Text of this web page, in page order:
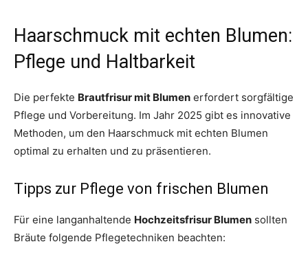
Haarschmuck mit echten Blumen:
Pflege und Haltbarkeit
Die perfekte Brautfrisur mit Blumen erfordert sorgfältige
Pflege und Vorbereitung. Im Jahr 2025 gibt es innovative
Methoden, um den Haarschmuck mit echten Blumen
optimal zu erhalten und zu präsentieren.
Tipps zur Pflege von frischen Blumen
Für eine langanhaltende Hochzeitsfrisur Blumen sollten
Bräute folgende Pflegetechniken beachten: